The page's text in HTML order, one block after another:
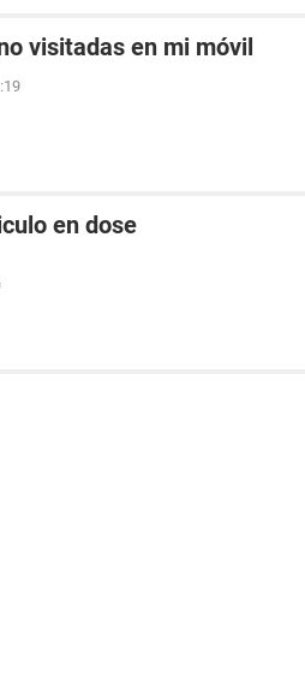
visitadas en mi móvil
en dose